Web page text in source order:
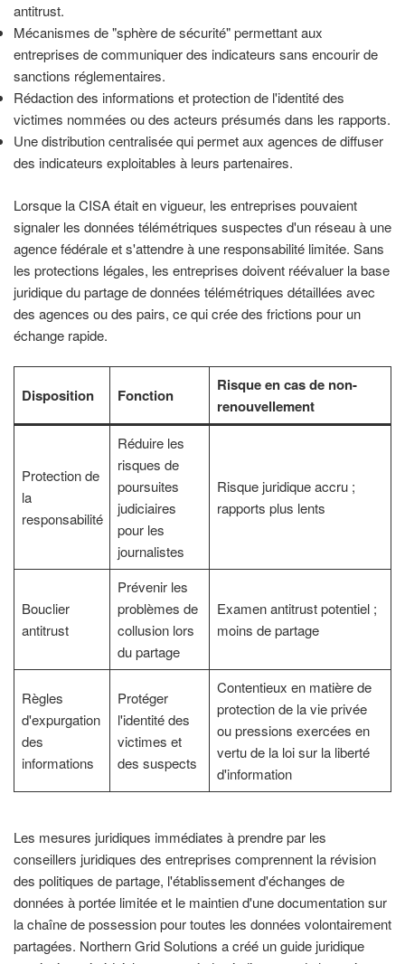
antitrust.
Mécanismes de "sphère de sécurité" permettant aux
entreprises de communiquer des indicateurs sans encourir de
sanctions réglementaires.
Rédaction des informations et protection de l'identité des
victimes nommées ou des acteurs présumés dans les rapports.
Une distribution centralisée qui permet aux agences de diffuser
des indicateurs exploitables à leurs partenaires.
Lorsque la CISA était en vigueur, les entreprises pouvaient
signaler les données télémétriques suspectes d'un réseau à une
agence fédérale et s'attendre à une responsabilité limitée. Sans
les protections légales, les entreprises doivent réévaluer la base
juridique du partage de données télémétriques détaillées avec
des agences ou des pairs, ce qui crée des frictions pour un
échange rapide.
Disposition Fonction
Risque en cas de non-
renouvellement
Protection de
la
responsabilité
Réduire les
risques de
poursuites
judiciaires
pour les
journalistes
Risque juridique accru ;
rapports plus lents
Bouclier
antitrust
Prévenir les
problèmes de
collusion lors
du partage
Examen antitrust potentiel ;
moins de partage
Règles
d'expurgation
des
informations
Protéger
l'identité des
victimes et
des suspects
Contentieux en matière de
protection de la vie privée
ou pressions exercées en
vertu de la loi sur la liberté
d'information
Les mesures juridiques immédiates à prendre par les
conseillers juridiques des entreprises comprennent la révision
des politiques de partage, l'établissement d'échanges de
données à portée limitée et le maintien d'une documentation sur
la chaîne de possession pour toutes les données volontairement
partagées. Northern Grid Solutions a créé un guide juridique